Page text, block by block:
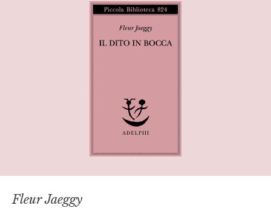
Fleur Jaeggy